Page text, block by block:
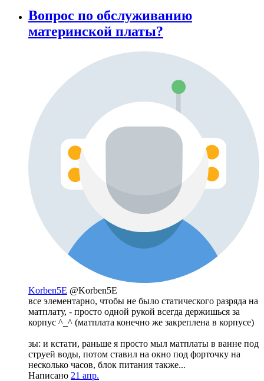
Вопрос по обслуживанию
материнской платы?
Korben5E @Korben5E
все элементарно, чтобы не было статического разряда на
матплату, - просто одной рукой всегда держишься за
корпус ^_^ (матплата конечно же закреплена в корпусе)
зы: и кстати, раньше я просто мыл матплаты в ванне под
струей воды, потом ставил на окно под форточку на
несколько часов, блок питания также...
Написано 21 апр.